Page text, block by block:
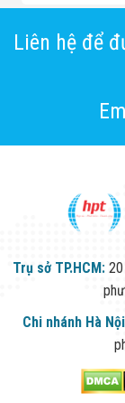
Liên hệ để
Trụ sở TP.HCM:
Chi nhánh Hà